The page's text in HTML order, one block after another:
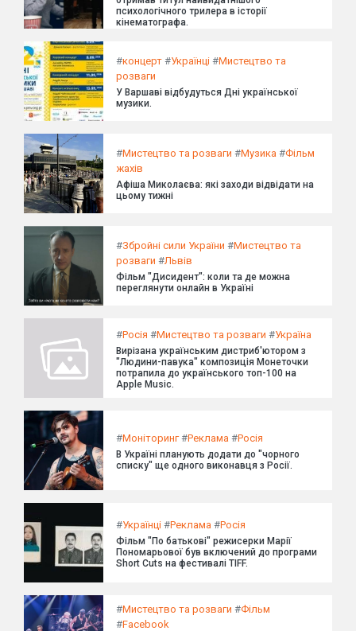
психологічного трилера в історії
кінематографа.
#концерт #Українці #Мистецтво та
розваги
У Варшаві відбудуться Дні української
музики.
#Мистецтво та розваги #Музика #Фільм
жахів
Афіша Миколаєва: які заходи відвідати на
цьому тижні
#Збройні сили України #Мистецтво та
розваги #Львів
Фільм "Дисидент": коли та де можна
переглянути онлайн в Україні
#Росія #Мистецтво та розваги #Україна
Вирізана українським дистриб'ютором з
"Людини-павука" композиція Монеточки
потрапила до українського топ-100 на
Apple Music.
#Моніторинг#Реклама #Росія
В Україні планують додати до "чорного
списку" ще одного виконавця з Росії.
#Українці #Реклама #Росія
Фільм "По батькові" режисерки Марії
Пономарьової був включений до програми
Short Cuts на фестивалі TIFF.
#Мистецтво та розваги #Фільм
#Facebook